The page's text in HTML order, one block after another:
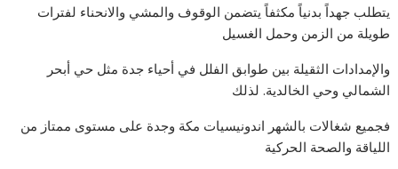
يتطلب جهداً بدنياً مكثفاً يتضمن الوقوف والمشي والانحناء لفترات
طويلة من الزمن وحمل الغسيل
والإمدادات الثقيلة بين طوابق الفلل في أحياء جدة مثل حي أبحر
الشمالي وحي الخالدية. لذلك
فجميع شغالات بالشهر اندونيسيات مكة وجدة على مستوى ممتاز من
اللياقة والصحة الحركية